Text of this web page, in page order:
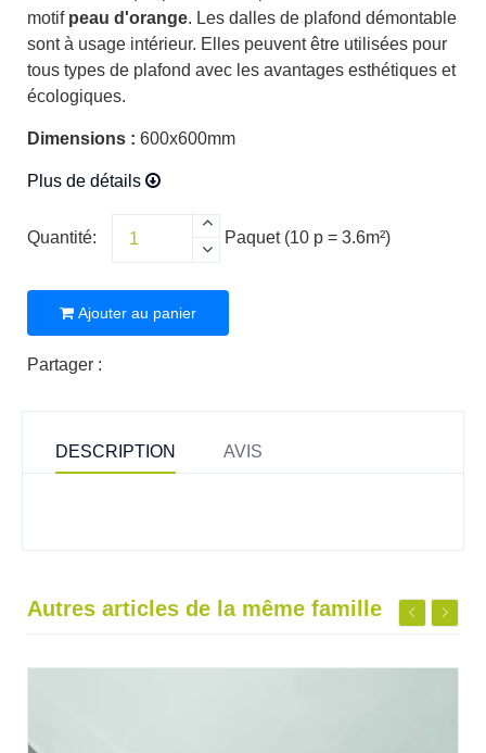
motif peau d'orange. Les dalles de plafond démontable
sont à usage intérieur. Elles peuvent être utilisées pour
tous types de plafond avec les avantages esthétiques et
écologiques.
Dimensions : 600x600mm
Plus de détails
Quantité: Paquet (10 p = 3.6m²)
Ajouter au panier
Partager :
DESCRIPTION AVIS
Autres articles de la même famille